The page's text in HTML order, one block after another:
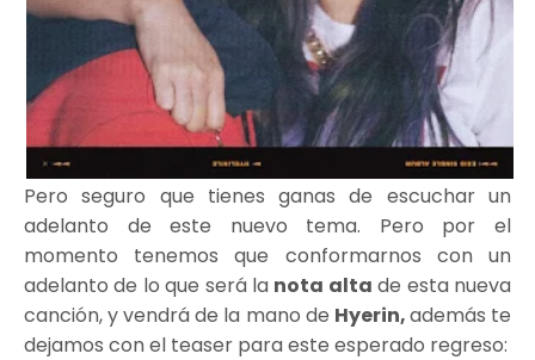
Pero seguro que tienes ganas de escuchar un
adelanto de este nuevo tema. Pero por el
momento tenemos que conformarnos con un
adelanto de lo que será la nota alta de esta nueva
canción, y vendrá de la mano de Hyerin,además te
dejamos con el teaser para este esperado regreso: